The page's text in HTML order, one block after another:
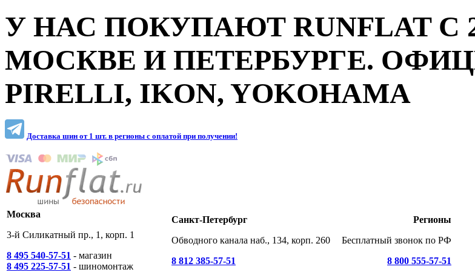
У НАС ПОКУПАЮТ RUNFLAT С
МОСКВЕ И ПЕТЕРБУРГЕ.
PIRELLI, IKON, YOKOHAMA
Доставка шин от 1 шт. в регионы c оплатой при получении!
Москва
3-й Силикатный пр., 1, корп. 1
8 495 540-57-51 - магазин
8 495 225-57-51 - шиномонтаж
Санкт-Петербург
Обводного канала наб., 134, корп. 260
8 812 385-57-51
Регионы
Бесплатный звонок по РФ
8 800 555-57-51